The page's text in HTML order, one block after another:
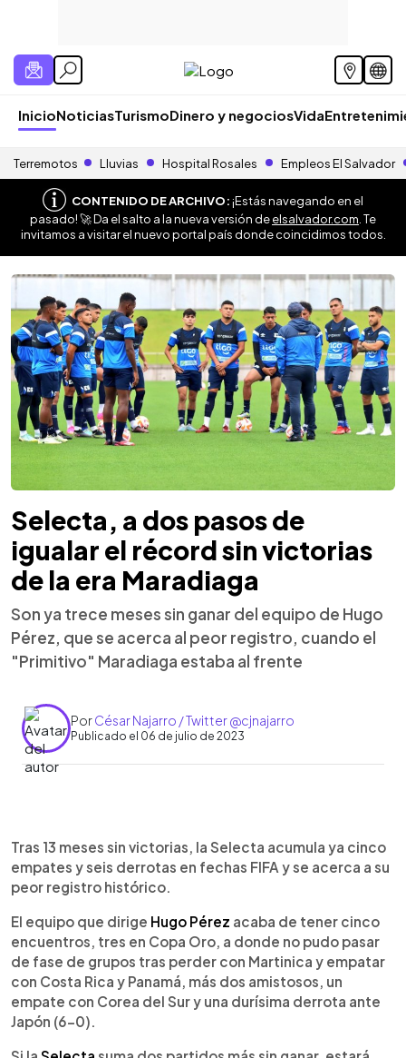
InicioNoticiasTurismoDinero y negociosVida
Terremotos Lluvias Hospital Rosales Empleos El Salvador
CONTENIDO DE ARCHIVO:¡Estás navegando en el
pasado! 🚀 Da el salto a la nueva versión deelsalvador.com . Te
invitamos a visitar el nuevo portal país donde coincidimos todos.
Selecta, a dos pasos de
igualar el récord sin victorias
de la era Maradiaga
Son ya trece meses sin ganar del equipo de Hugo
Pérez, que se acerca al peor registro, cuando el
"Primitivo" Maradiaga estaba al frente
PorCésar Najarro / Twitter @cjnajarro
Publicado el 06 de julio de 2023
► Escuchar artículo
Tras 13 meses sin victorias, la Selecta acumula ya cinco
empates y seis derrotas en fechas FIFA y se acerca a su
peor registro histórico.
El equipo que dirige Hugo Pérez acaba de tener cinco
encuentros, tres en Copa Oro, a donde no pudo pasar
de fase de grupos tras perder con Martinica y empatar
con Costa Rica y Panamá, más dos amistosos, un
empate con Corea del Sur y una durísima derrota ante
Japón (6-0).